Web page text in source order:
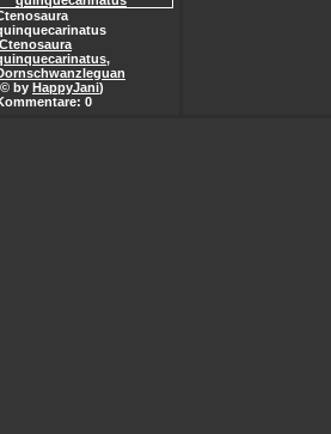
Ctenosaura
by HappyJani)
0